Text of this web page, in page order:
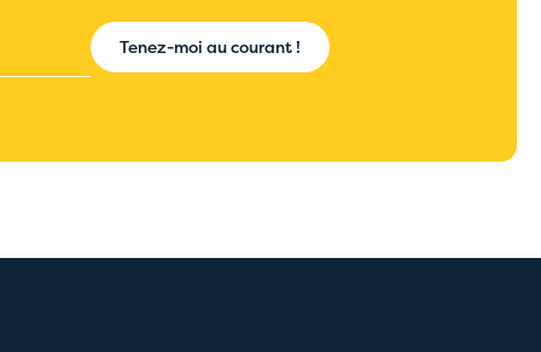
Tenez-moi au courant !